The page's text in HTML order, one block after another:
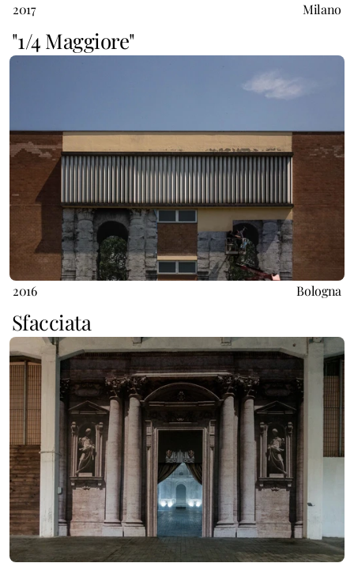
2017 Milano
"1/4 Maggiore"
2016 Bologna
Sfacciata